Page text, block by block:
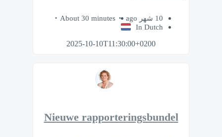
10 شهر ago
About 30 minutes
In Dutch
2025-10-10T11:30:00+0200
Nieuwe rapporteringsbundel